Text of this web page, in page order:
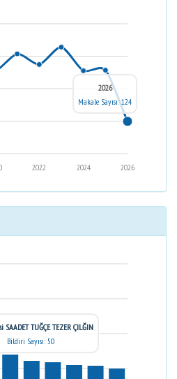
2026
2024
2022
2026
Makale Sayısı: 124
SAADET TUĞÇE TEZER ÇILĞIN
Bildiri Sayısı: 50